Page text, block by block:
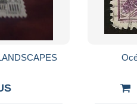
MLN STAMPS LANDSCAPES